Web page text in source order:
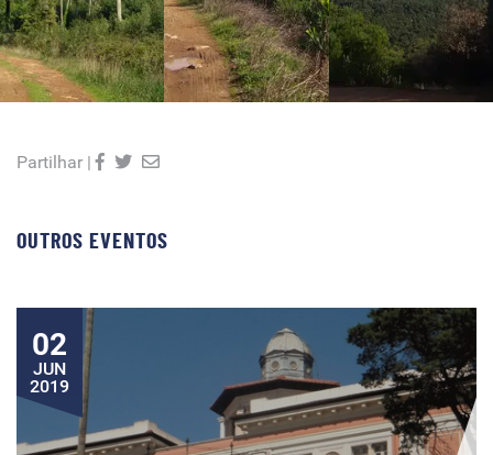
Partilhar |
OUTROS EVENTOS
02
JUN
2019